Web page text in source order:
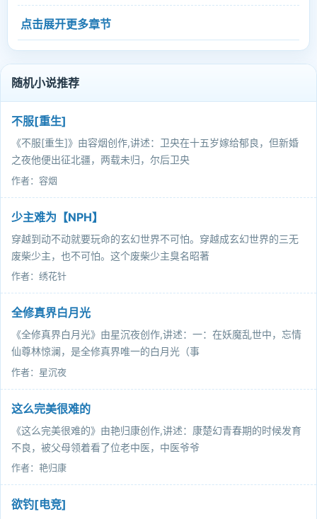
点击展开更多章节
随机小说推荐
不服[重生]
《不服[重生]》由容烟创作,讲述：卫央在十五岁嫁给郁良，但新婚
之夜他便出征北疆，两载未归，尔后卫央
作者：容烟
少主难为【NPH】
穿越到动不动就要玩命的玄幻世界不可怕。穿越成玄幻世界的三无
废柴少主，也不可怕。这个废柴少主臭名昭著
作者：绣花针
全修真界白月光
《全修真界白月光》由星沉夜创作,讲述：一：在妖魔乱世中，忘情
仙尊林惊澜，是全修真界唯一的白月光（事
作者：星沉夜
这么完美很难的
《这么完美很难的》由艳归康创作,讲述：康楚幻青春期的时候发育
不良，被父母领着看了位老中医，中医爷爷
作者：艳归康
欲钓[电竞]